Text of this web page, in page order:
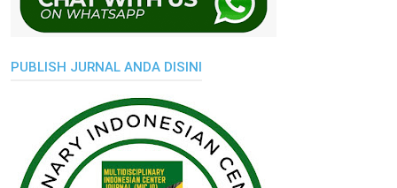
PUBLISH JURNAL ANDA DISINI